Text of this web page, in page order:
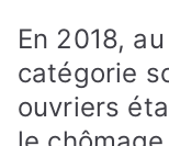
En 2018,
catégorie
ouvriers